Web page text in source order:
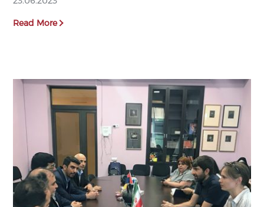
Read More